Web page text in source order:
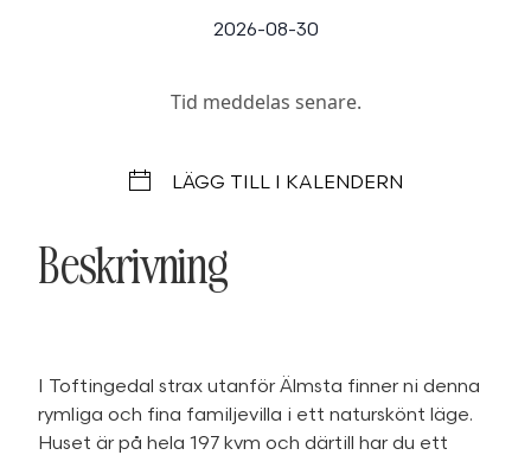
2026-08-30
Tid meddelas senare.
LÄGG TILL I KALENDERN
Beskrivning
I Toftingedal strax utanför Älmsta finner ni denna
rymliga och fina familjevilla i ett naturskönt läge.
Huset är på hela 197 kvm och därtill har du ett